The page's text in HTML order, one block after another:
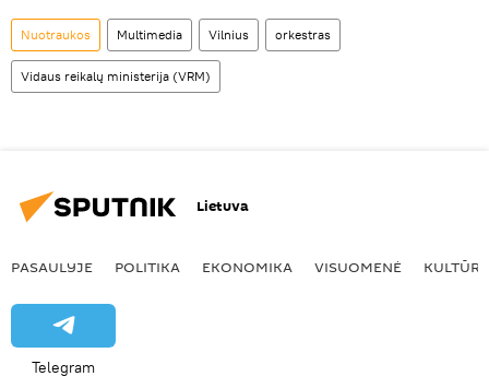
Nuotraukos Multimedia Vilnius orkestras
Vidaus reikalų ministerija (VRM)
Lietuva
PASAULYJE POLITIKA EKONOMIKA VISUOMENĖ KULTŪRA
Telegram